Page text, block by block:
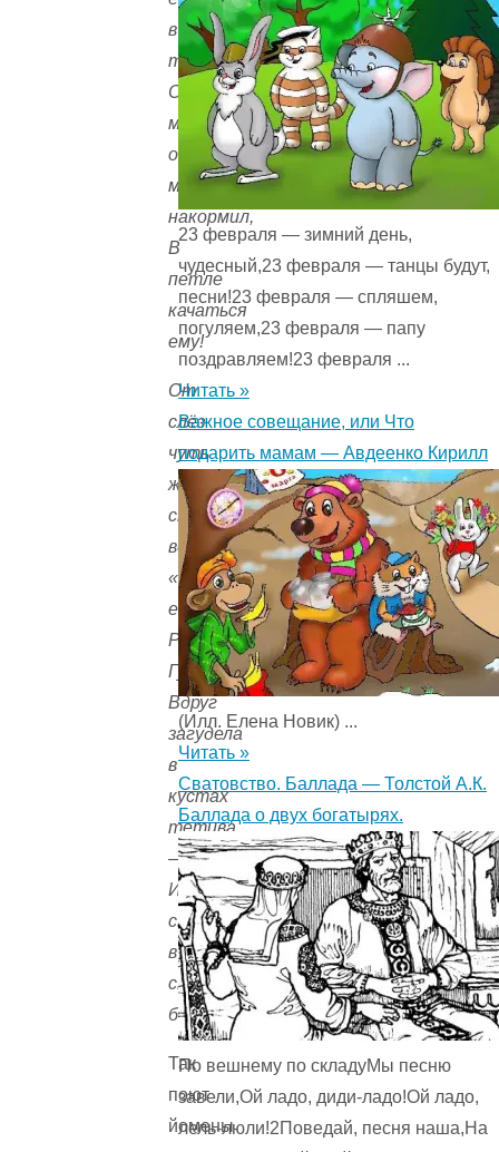
в
тюрьму!
Оленьим
мясом
он
мать
накормил,
В
петле
качаться
ему!
От
слёз
чуть
жива
старуха
вдова:
«Спаси
его,
Робин
Гуд!»
Вдруг
загудела
в
кустах
тетива
—
И
стражники
в
страхе
бегут…
Так
поют
йомены
23 февраля — зимний день,
чудесный,23 февраля — танцы будут,
песни!23 февраля — спляшем,
погуляем,23 февраля — папу
поздравляем!23 февраля ...
Читать »
Важное совещание, или Что
подарить мамам — Авдеенко Кирилл
(Илл. Елена Новик) ...
Читать »
Сватовство. Баллада — Толстой А.К.
Баллада о двух богатырях.
По вешнему по складуМы песню
завели,Ой ладо, диди-ладо!Ой ладо,
лель-люли!2Поведай, песня наша,На